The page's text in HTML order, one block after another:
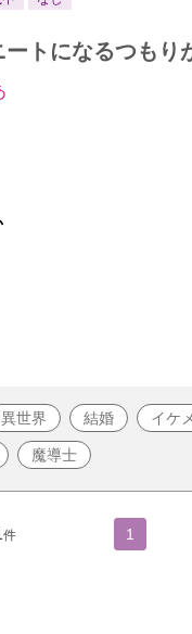
ートになるつもり
異世界 結婚 イケ
魔導士
件 1